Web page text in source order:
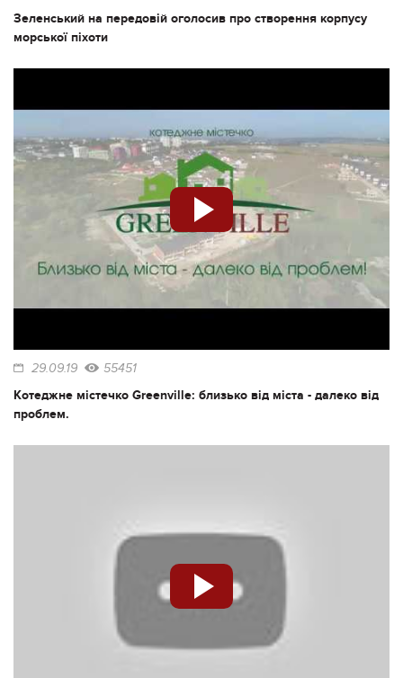
Зеленський на передовій оголосив про створення корпусу
морської піхоти
29.09.19 55451
Котеджне містечко Greenville: близько від міста - далеко від
проблем.